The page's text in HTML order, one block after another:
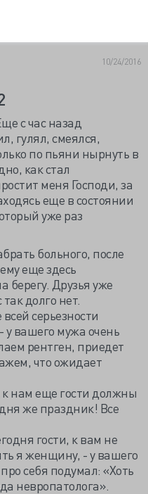
10/24/2016
с час назад
гулял, смеялся,
по пьяни нырнуть в
как стал
меня Господи, за
еще в состоянии
уже раз
больного, после
еще здесь
берегу. Друзья уже
долго нет.
серьезности
у вашего мужа очень
рентген, приедет
что ожидает
нам еще гости должны
же праздник! Все
гости, к вам не
я женщину, - у вашего
себя подумал: «Хоть
невропатолога».